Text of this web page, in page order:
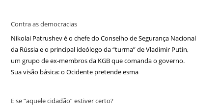
Contra as democracias
Nikolai Patrushev é o chefe do Conselho de Segurança Nacional
da Rússia e o principal ideólogo da “turma” de Vladimir Putin,
um grupo de ex-membros da KGB que comanda o governo.
Sua visão básica: o Ocidente pretende esma
E se “aquele cidadão” estiver certo?